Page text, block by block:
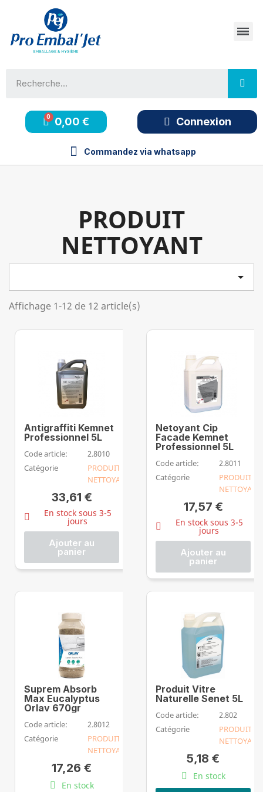
0,00 € Connexion
Commandez via whatsapp
PRODUIT
NETTOYANT

Affichage 1-12 de 12 article(s)
Antigraffiti Kemnet
Professionnel 5L
Code article:
2.8010
Catégorie
PRODUIT
NETTOYANT
33,61 €
En stock sous 3-5
jours
Ajouter au
panier
Netoyant Cip
Facade Kemnet
Professionnel 5L
Code article:
2.8011
Catégorie
PRODUIT
NETTOYANT
17,57 €
En stock sous 3-5
jours
Ajouter au
panier
Suprem Absorb
Max Eucalyptus
Orlav 670gr
Code article:
2.8012
Catégorie
PRODUIT
NETTOYANT
17,26 €
En stock
Produit Vitre
Naturelle Senet 5L
Code article:
2.802
Catégorie
PRODUIT
NETTOYANT
5,18 €
En stock